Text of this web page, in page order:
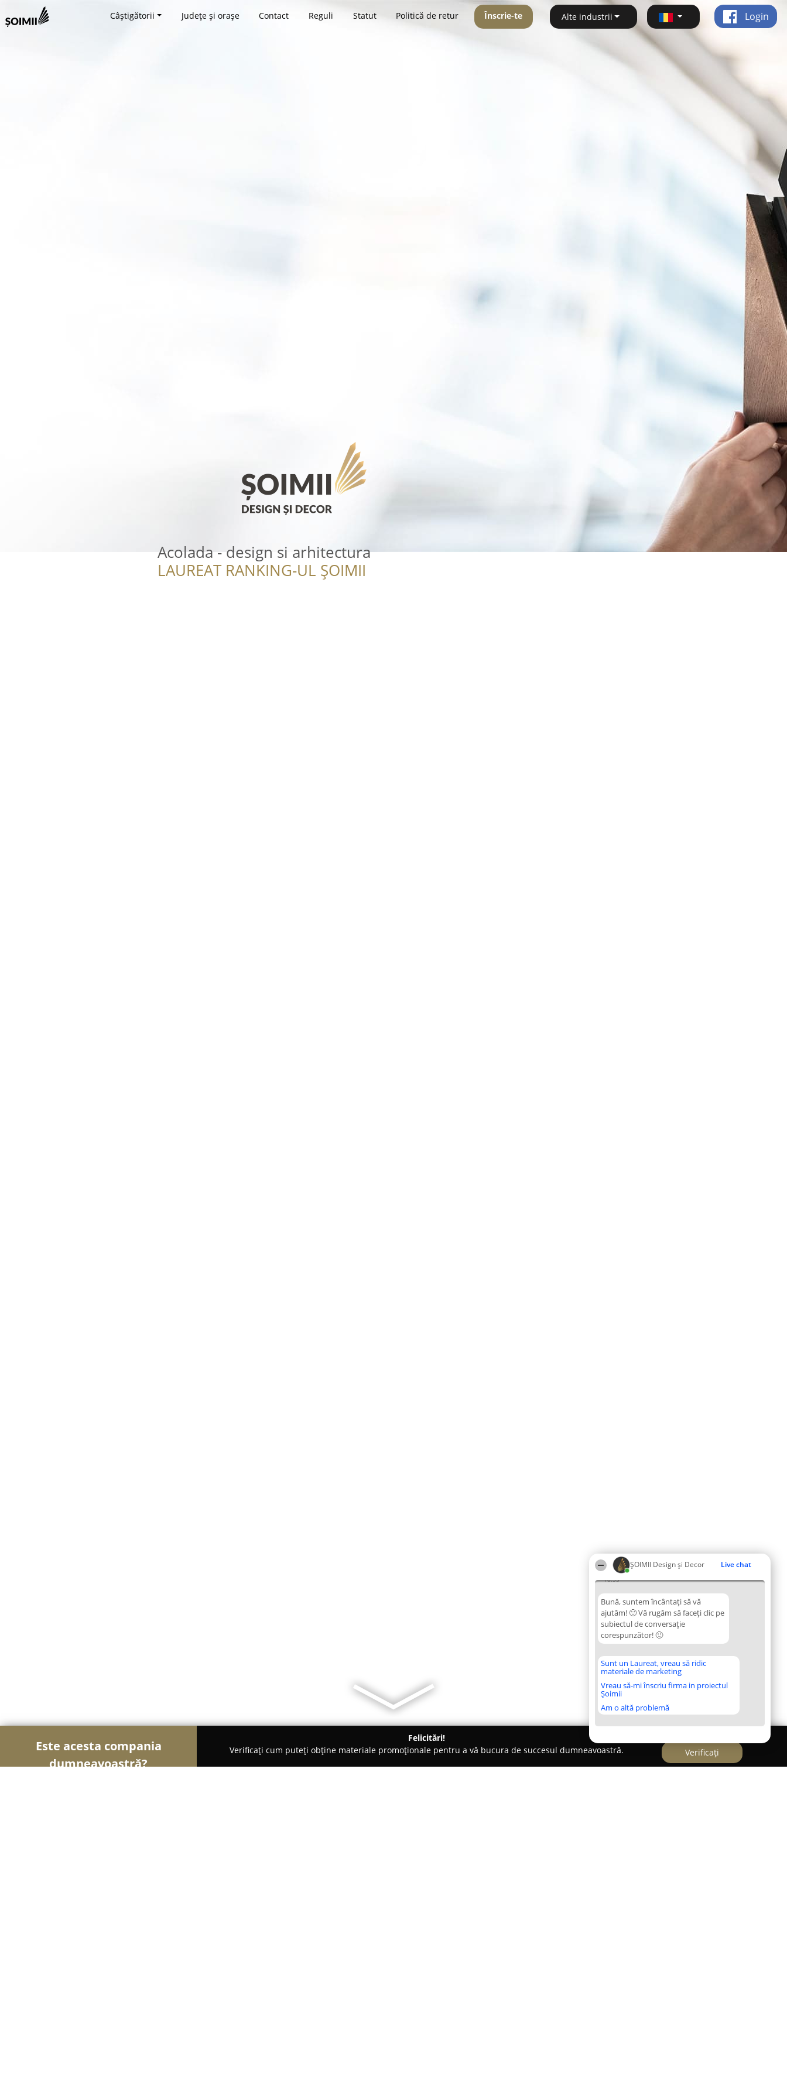
ȘOIMII Design și Decor Live chat
18:55
Bună, suntem încântați să vă
ajutăm! 🙂 Vă rugăm să faceți clic pe
subiectul de conversație
corespunzător! 🙂
Sunt un Laureat, vreau să ridic
materiale de marketing
Vreau să-mi înscriu firma in proiectul
Șoimii
Am o altă problemă
Câștigătorii Județe și orașe Contact Reguli Statut Politică de retur Înscrie-te Alte industrii Login
Acolada - design si arhitectura
LAUREAT RANKING-UL ȘOIMII
Este acesta compania
dumneavoastră?
Felicitări!
Verificați cum puteți obține materiale promoționale pentru a vă bucura de succesul dumneavoastră.
Verificați